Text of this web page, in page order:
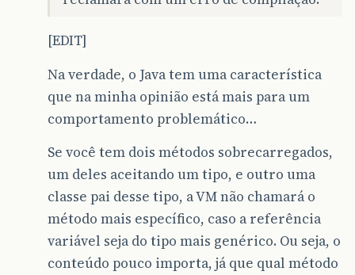
[EDIT]
Na verdade, o Java tem uma característica
que na minha opinião está mais para um
comportamento problemático…
Se você tem dois métodos sobrecarregados,
um deles aceitando um tipo, e outro uma
classe pai desse tipo, a VM não chamará o
método mais específico, caso a referência
variável seja do tipo mais genérico. Ou seja, o
conteúdo pouco importa, já que qual método